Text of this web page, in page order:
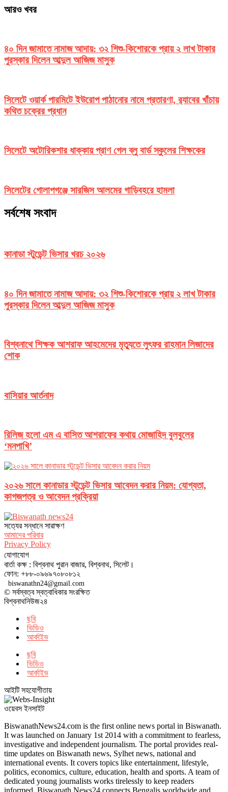
আরও খবর
৪০ দিন জামাতে নামাজ আদায়: ৩২ শিশু-কিশোরকে প্রায় ২ লাখ টাকার
পুরস্কার দিলেন আব্দুল আজিজ মাসুক
সিলেটে ওয়ার্ক পারমিটে ইউরোপ পাঠানোর নামে প্রতারণা, র‌্যাবের খাঁচায়
কথিত চক্রের প্রধান
সিলেটে অটোরিকশার ধাক্কায় প্রাণ গেল ব্লু বার্ড স্কুলের শিক্ষকের
সিলেটের গোলাপগঞ্জে সারজিস আলমের গাড়িবহরে হামলা
সর্বশেষ সংবাদ
কানাডা স্টুডেন্ট ভিসার খরচ ২০২৬
৪০ দিন জামাতে নামাজ আদায়: ৩২ শিশু-কিশোরকে প্রায় ২ লাখ টাকার
পুরস্কার দিলেন আব্দুল আজিজ মাসুক
বিশ্বনাথে শিক্ষক আশরাফ আহমেদের মৃত্যুতে লুৎফর রাহমান লিজাদের
শোক
বাসিয়ার আর্তনাদ
রিলিজ হলো এম এ বাসিত আশরাফের কথায় মোজাহিদ বুলবুলের
‘মনপাখি’
২০২৬ সালে কানাডার স্টুডেন্ট ভিসার আবেদন করার নিয়ম: যোগ্যতা,
কাগজপত্র ও আবেদন প্রক্রিয়া
সত‌্যের সন্ধানে সারাক্ষণ
আমাদের পরিবার
Privacy Policy
যোগাযোগ
বার্তা কক্ষ : বিশ্বনাথ পুরান বাজার, বিশ্বনাথ, সিলেট।
ফোন: +৮৮-০৯৬৯৭০৮০৮১২
biswanathn24@gmail.com
© সর্বস্বত্ব স্বত্বাধিকার সংরক্ষিত
বিশ্বনাথনিউজ২৪
ছবি
ভিডিও
আর্কাইভ
ছবি
ভিডিও
আর্কাইভ
আইটি সহযোগীতায়
ওয়েবস ইনসাইট
BiswanathNews24.com is the first online news portal in Biswanath.
It was launched on January 1st 2014 with a commitment to fearless,
investigative and independent journalism. The portal provides real-
time updates on Biswanath news, Sylhet news, national and
international events. It covers topics like entertainment, lifestyle,
politics, economics, culture, education, health and sports. A team of
dedicated young journalists works tirelessly to keep readers